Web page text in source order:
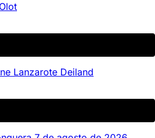
Lanzarote Deiland